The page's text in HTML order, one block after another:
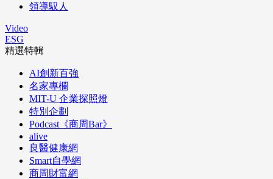
領導馭人
Video
ESG
精選特輯
AI創新百強
名家專欄
MIT-U 企業探照燈
特別企劃
Podcast《商周Bar》
alive
良醫健康網
Smart自學網
商周財富網